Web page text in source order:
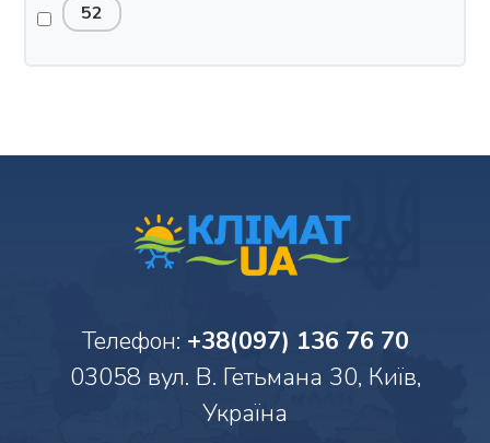
52
Телефон: +38(097) 136 76 70
03058 вул. В. Гетьмана 30, Київ,
Україна